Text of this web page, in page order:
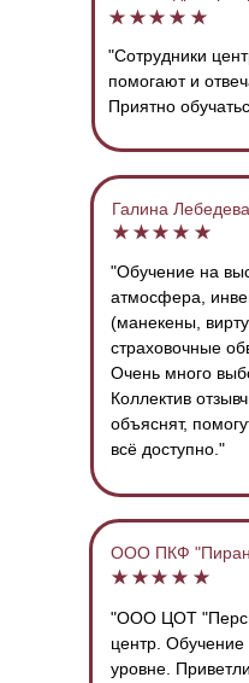
"Сотрудники
помогают и
Приятно
Галина Лебедева
"Обучение на
атмосфера,
(манекены,
страховочные
Очень много
Коллектив
объяснят,
всё доступно."
ООО ПКФ
"ООО ЦОТ
центр.
уровне.